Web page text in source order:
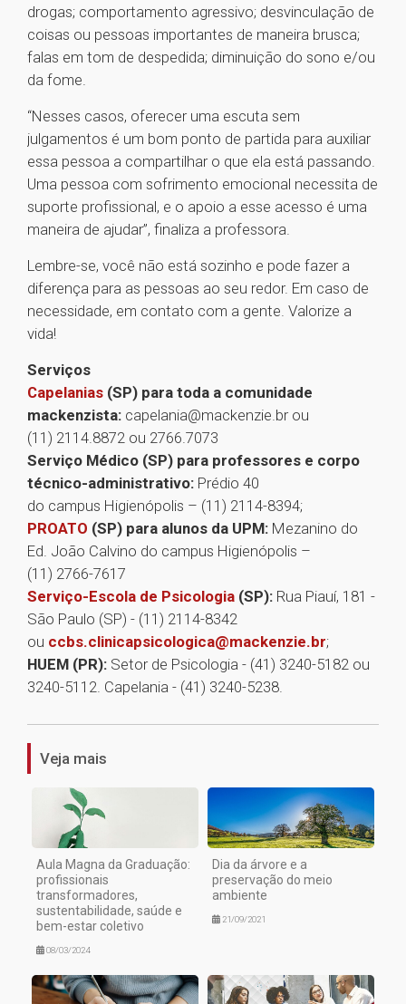
drogas; comportamento agressivo; desvinculação de
coisas ou pessoas importantes de maneira brusca;
falas em tom de despedida; diminuição do sono e/ou
da fome.
“Nesses casos, oferecer uma escuta sem
julgamentos é um bom ponto de partida para auxiliar
essa pessoa a compartilhar o que ela está passando.
Uma pessoa com sofrimento emocional necessita de
suporte profissional, e o apoio a esse acesso é uma
maneira de ajudar”, finaliza a professora.
Lembre-se, você não está sozinho e pode fazer a
diferença para as pessoas ao seu redor. Em caso de
necessidade, em contato com a gente. Valorize a
vida!
Serviços
Capelanias (SP) para toda a comunidade
mackenzista: capelania@mackenzie.br ou
(11) 2114.8872 ou 2766.7073
Serviço Médico (SP) para professores e corpo
técnico-administrativo: Prédio 40
do campus Higienópolis – (11) 2114-8394;
PROATO (SP) para alunos da UPM: Mezanino do
Ed. João Calvino do campus Higienópolis –
(11) 2766-7617
Serviço-Escola de Psicologia (SP): Rua Piauí, 181 -
São Paulo (SP) - (11) 2114-8342
ou ccbs.clinicapsicologica@mackenzie.br;
HUEM (PR): Setor de Psicologia - (41) 3240-5182 ou
3240-5112. Capelania - (41) 3240-5238.
1
Veja mais
Aula Magna da Graduação:
profissionais
transformadores,
sustentabilidade, saúde e
bem-estar coletivo
08/03/2024
Dia da árvore e a
preservação do meio
ambiente
21/09/2021